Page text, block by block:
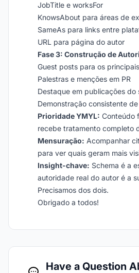
JobTitle e worksFor
KnowsAbout para áreas de
SameAs para links entre
URL para página do autor
Fase 3: Construção de
Guest posts para os
Palestras e menções em PR
Destaque em publicações do
Demonstração consistente
Prioridade YMYL: Conteúdo
recebe tratamento completo
Mensuração: Acompanhar
para ver quais geram mais
Insight-chave: Schema é a
autoridade real do autor é a
Precisamos dos dois.
Obrigado a todos!
Have a Question